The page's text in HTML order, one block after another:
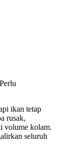
ikan tetap
rusak,
volume kolam.
seluruh